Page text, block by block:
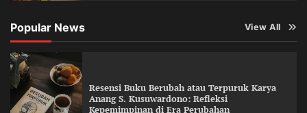
Popular News View All
Resensi Buku Berubah atau Terpuruk Karya
Anang S. Kusuwardono: Refleksi
Kepemimpinan di Era Perubahan